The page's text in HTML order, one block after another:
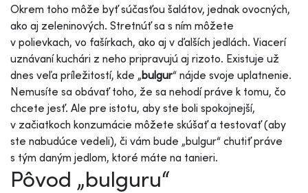
Okrem toho môže byť súčasťou šalátov, jednak ovocných,
ako aj zeleninových. Stretnúť sa s ním môžete
v polievkach, vo fašírkach, ako aj v ďalších jedlách. Viacerí
uznávaní kuchári z neho pripravujú aj rizoto. Existuje už
dnes veľa príležitostí, kde „bulgur“ nájde svoje uplatnenie.
Nemusíte sa obávať toho, že sa nehodí práve k tomu, čo
chcete jesť. Ale pre istotu, aby ste boli spokojnejší,
v začiatkoch konzumácie môžete skúšať a testovať (aby
ste nabudúce vedeli), či vám bude „bulgur“ chutiť práve
s tým daným jedlom, ktoré máte na tanieri.
Pôvod „bulguru“